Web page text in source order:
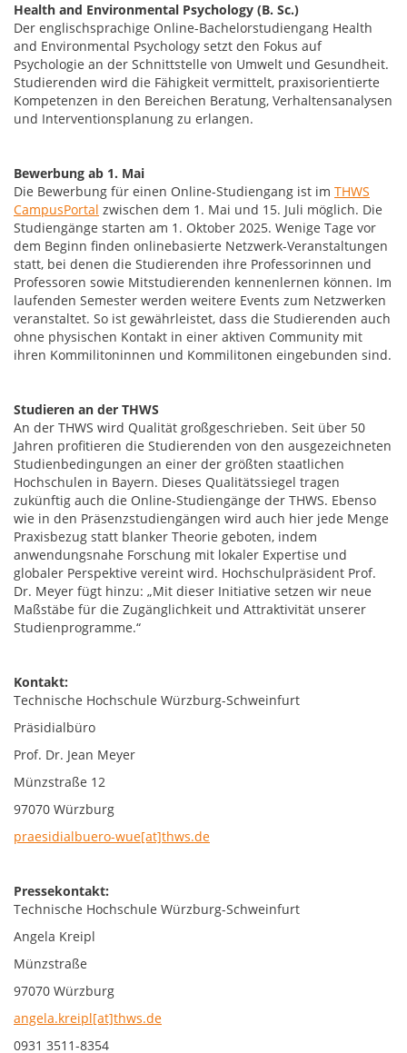
Health and Environmental Psychology (B. Sc.)
Der englischsprachige Online-Bachelorstudiengang Health
and Environmental Psychology setzt den Fokus auf
Psychologie an der Schnittstelle von Umwelt und Gesundheit.
Studierenden wird die Fähigkeit vermittelt, praxisorientierte
Kompetenzen in den Bereichen Beratung, Verhaltensanalysen
und Interventionsplanung zu erlangen.
Bewerbung ab 1. Mai
Die Bewerbung für einen Online-Studiengang ist im THWS
CampusPortal zwischen dem 1. Mai und 15. Juli möglich. Die
Studiengänge starten am 1. Oktober 2025. Wenige Tage vor
dem Beginn finden onlinebasierte Netzwerk-Veranstaltungen
statt, bei denen die Studierenden ihre Professorinnen und
Professoren sowie Mitstudierenden kennenlernen können. Im
laufenden Semester werden weitere Events zum Netzwerken
veranstaltet. So ist gewährleistet, dass die Studierenden auch
ohne physischen Kontakt in einer aktiven Community mit
ihren Kommilitoninnen und Kommilitonen eingebunden sind.
Studieren an der THWS
An der THWS wird Qualität großgeschrieben. Seit über 50
Jahren profitieren die Studierenden von den ausgezeichneten
Studienbedingungen an einer der größten staatlichen
Hochschulen in Bayern. Dieses Qualitätssiegel tragen
zukünftig auch die Online-Studiengänge der THWS. Ebenso
wie in den Präsenzstudiengängen wird auch hier jede Menge
Praxisbezug statt blanker Theorie geboten, indem
anwendungsnahe Forschung mit lokaler Expertise und
globaler Perspektive vereint wird. Hochschulpräsident Prof.
Dr. Meyer fügt hinzu: „Mit dieser Initiative setzen wir neue
Maßstäbe für die Zugänglichkeit und Attraktivität unserer
Studienprogramme.“
Kontakt:
Technische Hochschule Würzburg-Schweinfurt
Präsidialbüro
Prof. Dr. Jean Meyer
Münzstraße 12
97070 Würzburg
praesidialbuero-wue[at]thws.de
Pressekontakt:
Technische Hochschule Würzburg-Schweinfurt
Angela Kreipl
Münzstraße
97070 Würzburg
angela.kreipl[at]thws.de
0931 3511-8354